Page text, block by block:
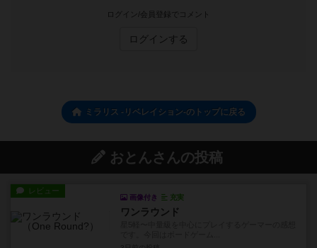
ログイン/会員登録でコメント
ログインする
ミラリス -リベレイション-のトップに戻る
おとんさんの投稿
レビュー
画像付き 充実
ワンラウンド